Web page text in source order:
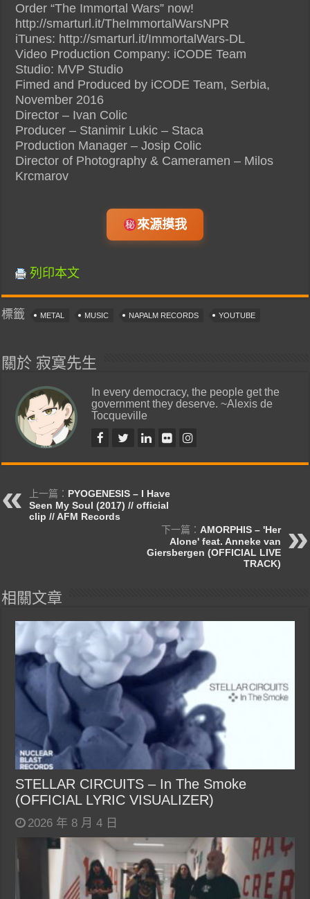
Order “The Immortal Wars” now!
http://smarturl.it/TheImmortalWarsNPR
iTunes: http://smarturl.it/ImmortalWars-DL
Video Production Company: iCODE Team
Studio: MVP Studio
Fimed and Produced by iCODE Team, Serbia,
November 2016
Director – Ivan Colic
Producer – Stanimir Lukic – Staca
Production Manager – Josip Colic
Director of Photography & Cameramen – Milos
Krcmarov
來源摸我
列印本文
標籤 METAL MUSIC NAPALM RECORDS YOUTUBE
關於 寂寞先生
In every democracy, the people get the
government they deserve. ~Alexis de
Tocqueville
上一篇： PYOGENESIS – I Have
Seen My Soul (2017) // official
clip // AFM Records
下一篇： AMORPHIS – 'Her
Alone' feat. Anneke van
Giersbergen (OFFICIAL LIVE
TRACK)
相關文章
STELLAR CIRCUITS – In The Smoke
(OFFICIAL LYRIC VISUALIZER)
2026 年 8 月 4 日